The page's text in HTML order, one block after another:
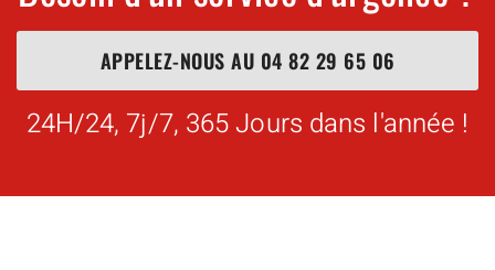
APPELEZ-NOUS AU 04 82 29 65 06
24H/24, 7j/7, 365 Jours dans l'année !